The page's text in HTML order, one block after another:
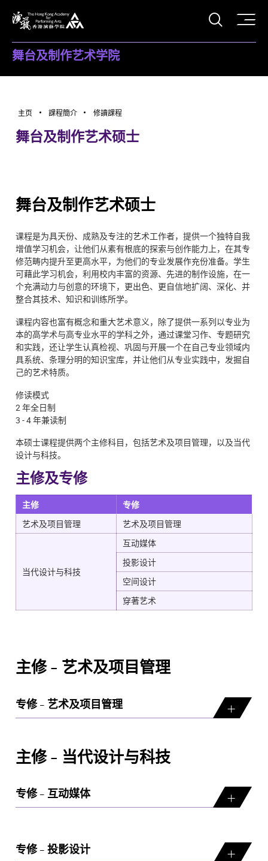
打开
舞台及制作艺术学院
主页 課程簡介 修讀課程
舞台及制作艺术硕士
舞台及制作艺术硕士
课程是为具天份、成熟及专注的艺术工作者，提供一个独特自我
增值学习机会，让他们从素有根底的探索与创作能力上，在其专
修范畴内提升至更高水平，为他们的专业发展作充份准备。学生
可藉此学习机会，利用校内丰富的资源、先进的制作设施，在一
个充满动力与创意的环境下，更出色、更自信地扩阔、深化、并
整合其技术、知识和训练所学。
课程内容也富有概念和重大艺术意义，除了提供一系列以专业为
本的高学术与高专业水平的学科之外，通过课堂习作、专题研究
和实践，还让学生认真检视、巩固与开展一个在自己专业领域内
具系统、条理分明的知识宝库，并让他们从专业实践中，发掘自
己的艺术特质。
修读模式
2 年全日制
3 - 4 年兼读制
本硕士课程提供两个主修科目，包括艺术及项目管理，以及当代
设计与科技。
主修及专修
主修
专修
艺术及项目管理
艺术及项目管理
当代设计与科技
互动媒体
投影设计
空间设计
穿著艺术
主修 - 艺术及项目管理
专修 - 艺术及项目管理
主修 - 当代设计与科技
专修 - 互动媒体
专修 - 投影设计